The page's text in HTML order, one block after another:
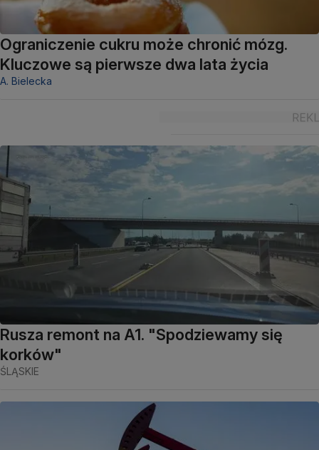
Ograniczenie cukru może chronić mózg.
Kluczowe są pierwsze dwa lata życia
A. Bielecka
Rusza remont na A1. "Spodziewamy się
korków"
ŚLĄSKIE